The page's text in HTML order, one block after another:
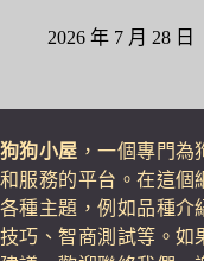
2026 年 7 月 28 日
狗狗小屋 ，一個專門
和服務的平台。在這個
各種主題，例如品種介
技巧、智商測試等。如